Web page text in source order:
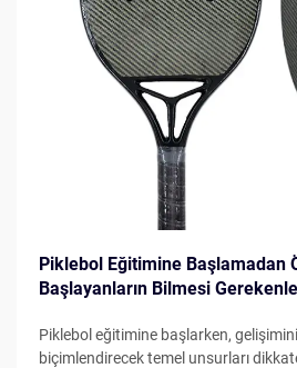
Piklebol Eğitimine Başlamadan
Başlayanların Bilmesi
Piklebol eğitimine başlarken,
biçimlendirecek temel unsurları